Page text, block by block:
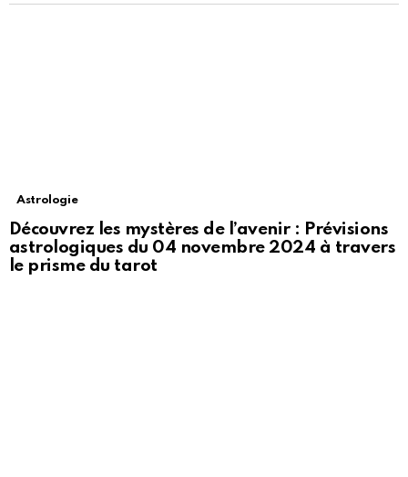
Astrologie
Découvrez les mystères de l’avenir : Prévisions
astrologiques du 04 novembre 2024 à travers
le prisme du tarot